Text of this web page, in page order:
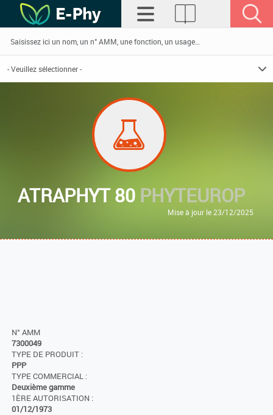
ATRAPHYT 80 PHYTEUROP
Mise à jour le 23/12/2025
N° AMM
7300049
TYPE DE PRODUIT :
PPP
TYPE COMMERCIAL :
Deuxième gamme
1ÈRE AUTORISATION :
01/12/1973